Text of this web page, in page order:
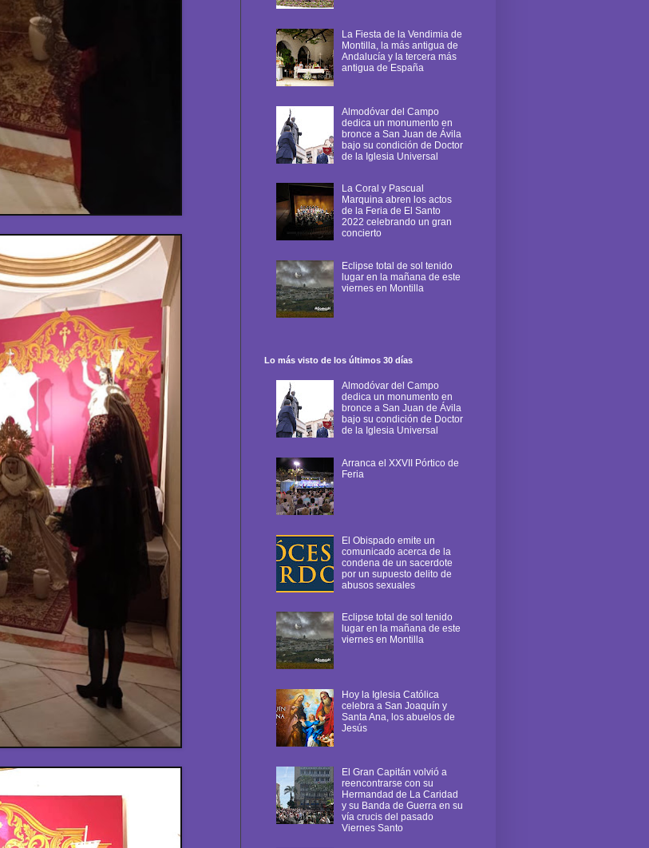
La Fiesta de la Vendimia de
Montilla, la más antigua de
Andalucía y la tercera más
antigua de España
Almodóvar del Campo
dedica un monumento en
bronce a San Juan de Ávila
bajo su condición de Doctor
de la Iglesia Universal
La Coral y Pascual
Marquina abren los actos
de la Feria de El Santo
2022 celebrando un gran
concierto
Eclipse total de sol tenido
lugar en la mañana de este
viernes en Montilla
Lo más visto de los últimos 30 días
Almodóvar del Campo
dedica un monumento en
bronce a San Juan de Ávila
bajo su condición de Doctor
de la Iglesia Universal
Arranca el XXVII Pórtico de
Feria
El Obispado emite un
comunicado acerca de la
condena de un sacerdote
por un supuesto delito de
abusos sexuales
Eclipse total de sol tenido
lugar en la mañana de este
viernes en Montilla
Hoy la Iglesia Católica
celebra a San Joaquín y
Santa Ana, los abuelos de
Jesús
El Gran Capitán volvió a
reencontrarse con su
Hermandad de La Caridad
y su Banda de Guerra en su
vía crucis del pasado
Viernes Santo